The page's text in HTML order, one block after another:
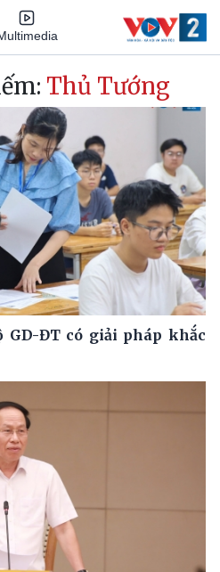
Thủ Tướng
GD-ĐT có giải pháp khắc